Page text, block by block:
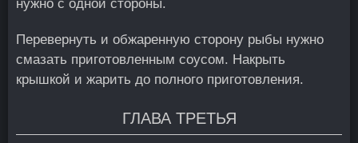
нужно с одной стороны.
Перевернуть и обжаренную сторону рыбы нужно
смазать приготовленным соусом. Накрыть
крышкой и жарить до полного приготовления.
ГЛАВА ТРЕТЬЯ